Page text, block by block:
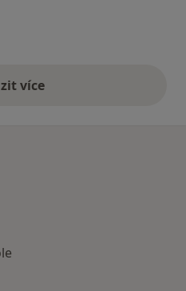
více
výše uvedené názory